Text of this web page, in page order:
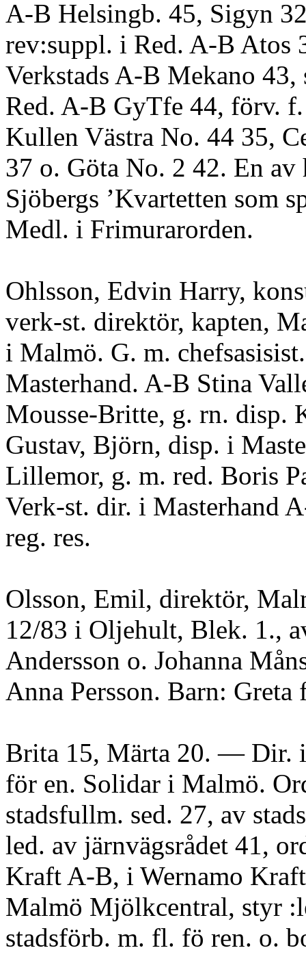
A-B Helsingb. 45, Sigyn
rev:suppl. i Red. A-B Atos
Verkstads A-B Mekano
Red. A-B GyTfe 44, förv.
Kullen Västra No. 44 35,
37 o. Göta No. 2 42. En av
Sjöbergs ’Kvartetten som
Medl. i Frimurarorden.
Ohlsson, Edvin Harry,
verk-st. direktör, kapten,
i Malmö. G. m.
Masterhand. A-B Stina
Mousse-Britte, g. rn. disp.
Gustav, Björn, disp. i
Lillemor, g. m. red. Boris
Verk-st. dir. i Masterhand
reg. res.
Olsson, Emil, direktör,
12/83 i Oljehult, Blek. 1.,
Andersson o. Johanna
Anna Persson. Barn: Greta
Brita 15, Märta 20. — Dir.
för en. Solidar i Malmö.
stadsfullm. sed. 27, av
led. av järnvägsrådet 41,
Kraft A-B, i Wernamo
Malmö Mjölkcentral, styr
stadsförb. m. fl. fö ren. o.